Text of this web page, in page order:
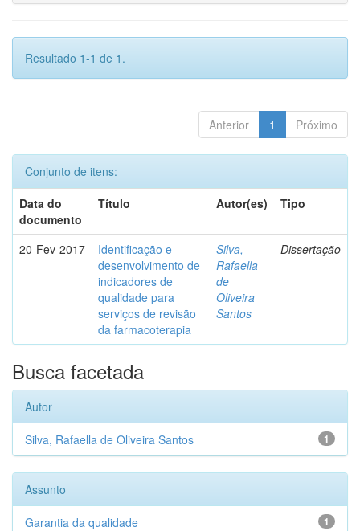
Resultado 1-1 de 1.
Anterior 1 Próximo
Conjunto de itens:
Data do
documento
Título Autor(es) Tipo
20-Fev-2017
Identificação e
desenvolvimento de
indicadores de
qualidade para
serviços de revisão
da farmacoterapia
Silva,
Rafaella
de
Oliveira
Santos
Dissertação
Busca facetada
Autor
1
Silva, Rafaella de Oliveira Santos
Assunto
1
Garantia da qualidade